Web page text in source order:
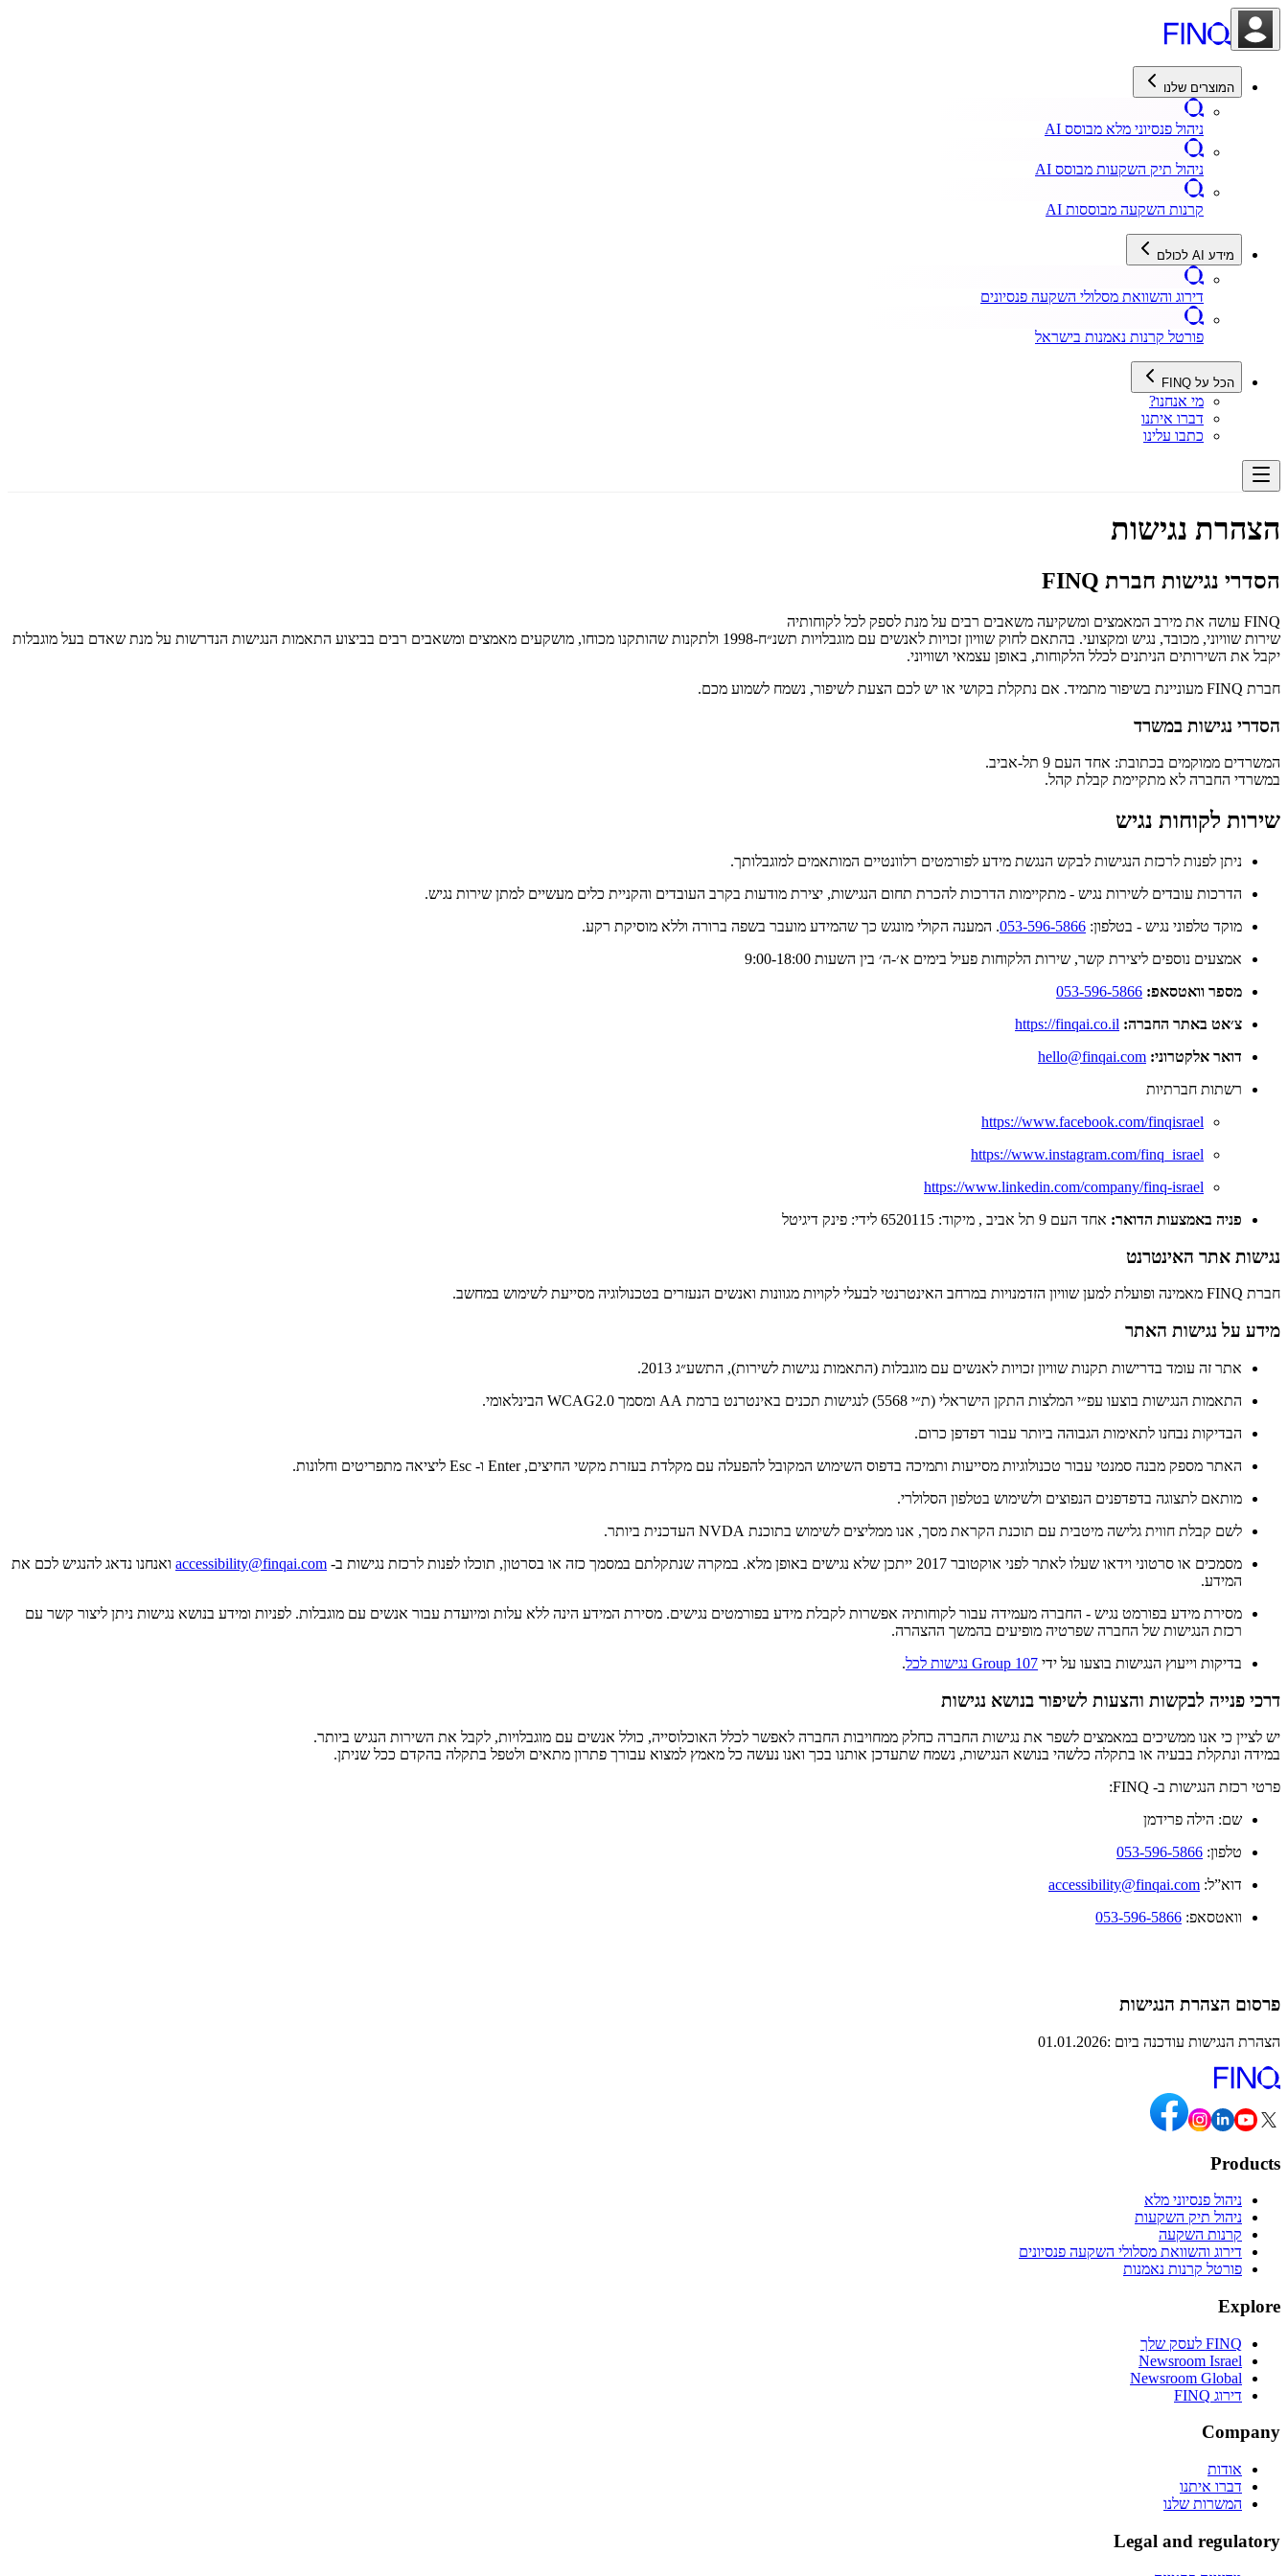
המוצרים שלנו
ניהול פנסיוני מלא מבוסס AI
ניהול תיק השקעות מבוסס AI
קרנות השקעה מבוססות AI
מידע AI לכולם
דירוג והשוואת מסלולי השקעה פנסיונים
פורטל קרנות נאמנות בישראל
הכל על FINQ
מי אנחנו?
דברו איתנו
כתבו עלינו
הצהרת נגישות
הסדרי נגישות חברת FINQ
FINQ עושה את מירב המאמצים ומשקיעה משאבים רבים על מנת לספק לכל לקוחותיה
שירות שוויוני, מכובד, נגיש ומקצועי. בהתאם לחוק שוויון זכויות לאנשים עם מוגבלויות תשנ״ח-1998 ולתקנות שהותקנו מכוחו, מושקעים מאמצים ומשאבים רבים בביצוע התאמות הנגישות הנדרשות על מנת שאדם בעל מוגבלות
יקבל את השירותים הניתנים לכלל הלקוחות, באופן עצמאי ושוויוני.
חברת FINQ מעוניינת בשיפור מתמיד. אם נתקלת בקושי או יש לכם הצעת לשיפור, נשמח לשמוע מכם.
הסדרי נגישות במשרד
המשרדים ממוקמים בכתובת: אחד העם 9 תל-אביב.
במשרדי החברה לא מתקיימת קבלת קהל.
שירות לקוחות נגיש
ניתן לפנות לרכזת הנגישות לבקש הנגשת מידע לפורמטים רלוונטיים המותאמים למוגבלותך.
הדרכות עובדים לשירות נגיש - מתקיימות הדרכות להכרת תחום הנגישות, יצירת מודעות בקרב העובדים והקניית כלים מעשיים למתן שירות נגיש.
מוקד טלפוני נגיש - בטלפון: 053-596-5866. המענה הקולי מונגש כך שהמידע מועבר בשפה ברורה וללא מוסיקת רקע.
אמצעים נוספים ליצירת קשר, שירות הלקוחות פעיל בימים א׳-ה׳ בין השעות 9:00-18:00
מספר וואטסאפ: 053-596-5866
צ׳אט באתר החברה: https://finqai.co.il
דואר אלקטרוני: hello@finqai.com
רשתות חברתיות
https://www.facebook.com/finqisrael
https://www.instagram.com/finq_israel
https://www.linkedin.com/company/finq-israel
פניה באמצעות הדואר: אחד העם 9 תל אביב , מיקוד: 6520115 לידי: פינק דיגיטל
נגישות אתר האינטרנט
חברת FINQ מאמינה ופועלת למען שוויון הזדמנויות במרחב האינטרנטי לבעלי לקויות מגוונות ואנשים הנעזרים בטכנולוגיה מסייעת לשימוש במחשב.
מידע על נגישות האתר
אתר זה עומד בדרישות תקנות שוויון זכויות לאנשים עם מוגבלות (התאמות נגישות לשירות), התשע״ג 2013.
התאמות הנגישות בוצעו עפ״י המלצות התקן הישראלי (ת״י 5568) לנגישות תכנים באינטרנט ברמת AA ומסמך WCAG2.0 הבינלאומי.
הבדיקות נבחנו לתאימות הגבוהה ביותר עבור דפדפן כרום.
האתר מספק מבנה סמנטי עבור טכנולוגיות מסייעות ותמיכה בדפוס השימוש המקובל להפעלה עם מקלדת בעזרת מקשי החיצים, Enter ו- Esc ליציאה מתפריטים וחלונות.
מותאם לתצוגה בדפדפנים הנפוצים ולשימוש בטלפון הסלולרי.
לשם קבלת חווית גלישה מיטבית עם תוכנת הקראת מסך, אנו ממליצים לשימוש בתוכנת NVDA העדכנית ביותר.
מסמכים או סרטוני וידאו שעלו לאתר לפני אוקטובר 2017 ייתכן שלא נגישים באופן מלא. במקרה שנתקלתם במסמך כזה או בסרטון, תוכלו לפנות לרכזת נגישות ב-
accessibility@finqai.com ואנחנו נדאג להנגיש לכם את
המידע.
מסירת מידע בפורמט נגיש - החברה מעמידה עבור לקוחותיה אפשרות לקבלת מידע בפורמטים נגישים. מסירת המידע הינה ללא עלות ומיועדת עבור אנשים עם מוגבלות. לפניות ומידע בנושא נגישות ניתן ליצור קשר עם
רכזת הנגישות של החברה שפרטיה מופיעים בהמשך ההצהרה.
בדיקות וייעוץ הנגישות בוצעו על ידי Group 107 נגישות לכל .
דרכי פנייה לבקשות והצעות לשיפור בנושא נגישות
יש לציין כי אנו ממשיכים במאמצים לשפר את נגישות החברה כחלק ממחויבות החברה לאפשר לכלל האוכלוסייה, כולל אנשים עם מוגבלויות, לקבל את השירות הנגיש ביותר.
במידה ונתקלת בבעיה או בתקלה כלשהי בנושא הנגישות, נשמח שתעדכן אותנו בכך ואנו נעשה כל מאמץ למצוא עבורך פתרון מתאים ולטפל בתקלה בהקדם ככל שניתן.
פרטי רכזת הנגישות ב- FINQ:
שם: הילה פרידמן
טלפון: 053-596-5866
דוא”ל: accessibility@finqai.com
וואטסאפ: 053-596-5866
פרסום הצהרת הנגישות
הצהרת הנגישות עודכנה ביום :01.01.2026
Products
ניהול פנסיוני מלא
ניהול תיק השקעות
קרנות השקעה
דירוג והשוואת מסלולי השקעה פנסיונים
פורטל קרנות נאמנות
Explore
FINQ לעסק שלך
Newsroom Israel
Newsroom Global
דירוג FINQ
Company
אודות
דברו איתנו
המשרות שלנו
Legal and regulatory